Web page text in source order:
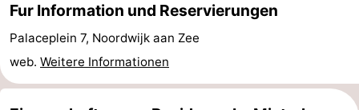
Frühstück)
Strand
&
-
Fur Information und Reservierungen
Palaceplein 7, Noordwijk aan Zee
web. Weitere Informationen